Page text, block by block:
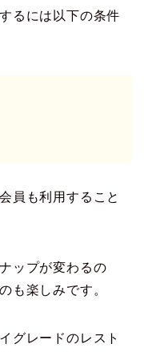
るには以下の条件
員も利用すること
ップが変わるの
も楽しみです。
グレードのレスト